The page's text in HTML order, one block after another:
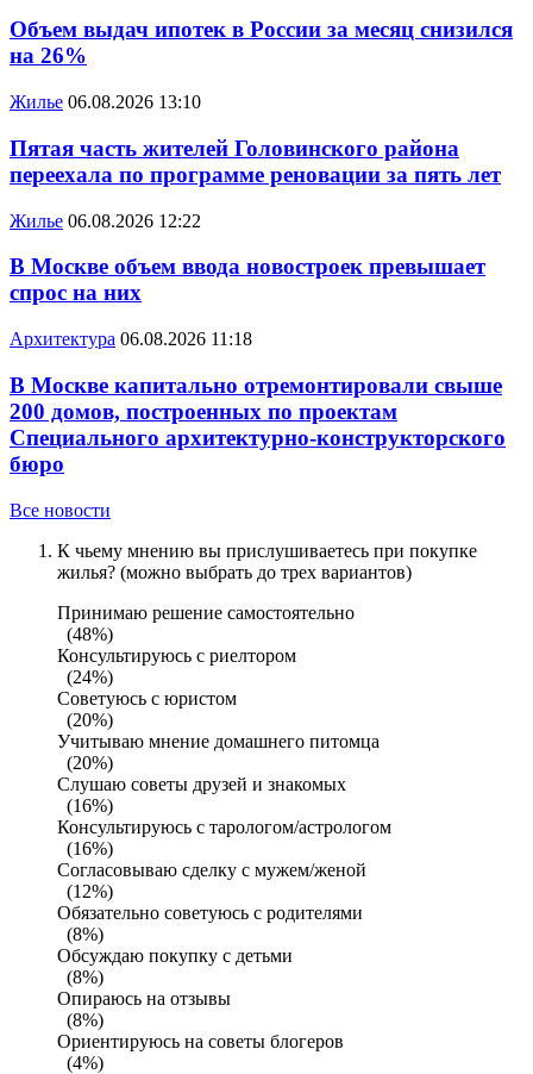
Объем выдач ипотек в России за месяц снизился
на 26%
Жилье 06.08.2026 13:10
Пятая часть жителей Головинского района
переехала по программе реновации за пять лет
Жилье 06.08.2026 12:22
В Москве объем ввода новостроек превышает
спрос на них
Архитектура 06.08.2026 11:18
В Москве капитально отремонтировали свыше
200 домов, построенных по проектам
Специального архитектурно-конструкторского
бюро
Все новости
К чьему мнению вы прислушиваетесь при покупке
жилья? (можно выбрать до трех вариантов)
Принимаю решение самостоятельно
(48%)
Консультируюсь с риелтором
(24%)
Советуюсь с юристом
(20%)
Учитываю мнение домашнего питомца
(20%)
Слушаю советы друзей и знакомых
(16%)
Консультируюсь с тарологом/астрологом
(16%)
Согласовываю сделку с мужем/женой
(12%)
Обязательно советуюсь с родителями
(8%)
Обсуждаю покупку с детьми
(8%)
Опираюсь на отзывы
(8%)
Ориентируюсь на советы блогеров
(4%)